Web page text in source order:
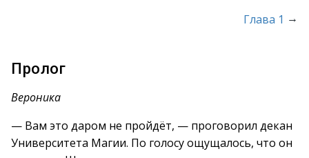
Глава 1 →
Пролог
Вероника
— Вам это даром не пройдёт, — проговорил декан
Университета Магии. По голосу ощущалось, что он